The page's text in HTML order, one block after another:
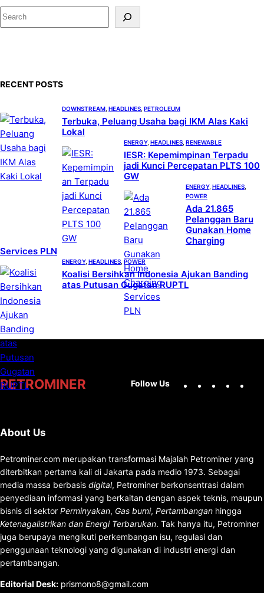
S
e
RECENT POSTS
DOWNSTREAM HEADLINES PETROLEUM
Terbuka, Peluang Usaha bagi IKM Alas Kaki
Lokal
ENERGY, HEADLINES RENEWABLE
IESR: Kepemimpinan Terpadu
jadi Kunci Percepatan PLTS 100
GW
ENERGY, HEADLINES
POWER
Ada 21.865
Pelanggan Baru
Gunakan Home
Charging
Services PLN
ENERGY, HEADLINES POWER
Koalisi Bersihkan Indonesia Ajukan Banding
atas Putusan Gugatan RUPTL
PETROMINER Follow Us
About Us
Petrominer.com merupakan transformasi Majalah Petrominer yang
diterbitkan pertama kali di Jakarta pada medio 1973. Sebagai
media massa berbasis digital, Petrominer berkonsentrasi dalam
penyediaan informasi yang berkaitan dengan aspek teknis, maupun
bisnis di sektor Perminyakan, Gas bumi, Pertambangan hingga
Ketenagalistrikan dan Energi Terbarukan. Tak hanya itu, Petrominer
juga berupaya mengikuti perkembangan isu, regulasi dan
penggunaan teknologi yang digunakan di industri energi dan
pertambangan.
Editorial Desk: prismono8@gmail.com